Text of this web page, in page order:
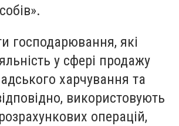
господарювання, які
у сфері продажу
харчування та
використовують
операцій,